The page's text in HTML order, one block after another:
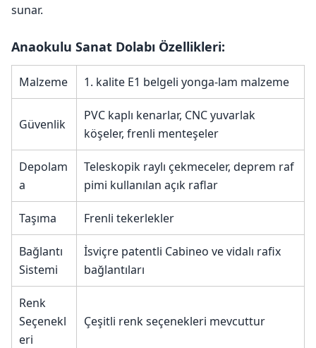
sunar.
Anaokulu Sanat Dolabı Özellikleri:
Malzeme 1. kalite E1 belgeli yonga-lam malzeme
Güvenlik
PVC kaplı kenarlar, CNC yuvarlak
köşeler, frenli menteşeler
Depolam
a
Teleskopik raylı çekmeceler, deprem raf
pimi kullanılan açık raflar
Taşıma Frenli tekerlekler
Bağlantı
Sistemi
İsviçre patentli Cabineo ve vidalı rafix
bağlantıları
Renk
Seçenekl
eri
Çeşitli renk seçenekleri mevcuttur